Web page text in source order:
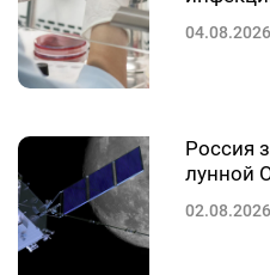
04.08.2026
Россия
лунной
02.08.2026